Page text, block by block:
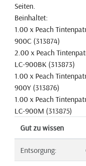
Seiten.
Beinhaltet:
1.00 x Peach
900C (313874)
2.00 x Peach
LC-900BK (313873)
1.00 x Peach
900Y (313876)
1.00 x Peach
LC-900M (313875)
Gut zu wissen
Entsorgung: